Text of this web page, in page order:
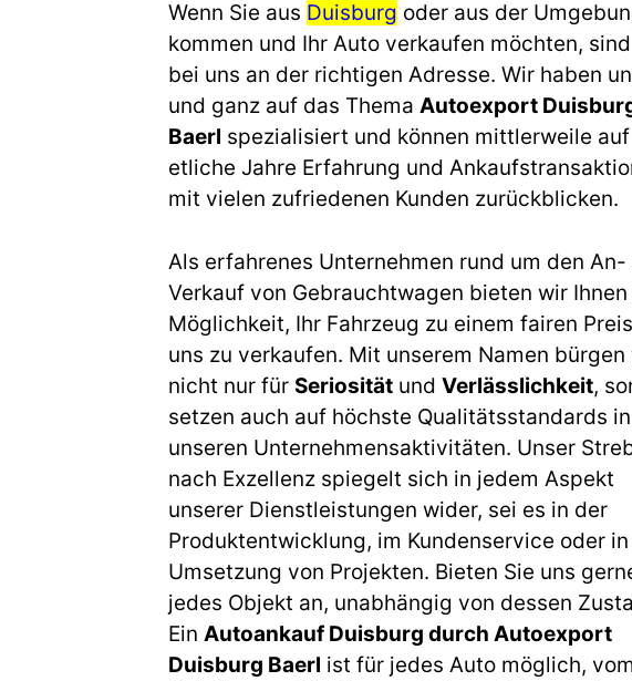
Wenn Sie aus Duisburg oder aus der
kommen und Ihr Auto verkaufen möchten,
bei uns an der richtigen Adresse. Wir haben
und ganz auf das Thema Autoexport
Baerl spezialisiert und können mittlerweile auf
etliche Jahre Erfahrung und
mit vielen zufriedenen Kunden zurückblicken.
Als erfahrenes Unternehmen rund um den An-
Verkauf von Gebrauchtwagen bieten wir Ihnen
Möglichkeit, Ihr Fahrzeug zu einem fairen
uns zu verkaufen. Mit unserem Namen bürgen
nicht nur für Seriosität und Verlässlichkeit,
setzen auch auf höchste Qualitätsstandards
unseren Unternehmensaktivitäten. Unser
nach Exzellenz spiegelt sich in jedem Aspekt
unserer Dienstleistungen wider, sei es in der
Produktentwicklung, im Kundenservice oder
Umsetzung von Projekten. Bieten Sie uns
jedes Objekt an, unabhängig von dessen
Ein Autoankauf Duisburg durch Autoexport
Duisburg Baerl ist für jedes Auto möglich, vom